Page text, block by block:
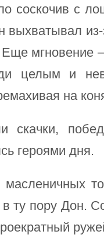
соскочив с
выхватывал
мгновение
целым и
на
скачки,
героями дня.
ту пору Дон.